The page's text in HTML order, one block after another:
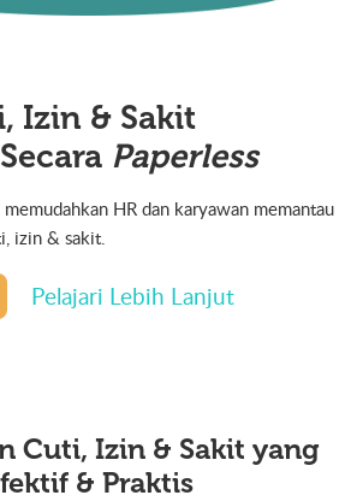
Izin & Sakit
Paperless
HR dan karyawan memantau
izin & sakit.
Pelajari Lebih Lanjut
Cuti, Izin & Sakit yang
& Praktis